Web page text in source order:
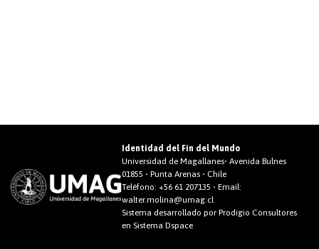
Identidad del Fin del Mundo
Universidad de Magallanes• Avenida Bulnes
01855 • Punta Arenas • Chile
Teléfono:+56 61 207135 • Email:
walter.molina@umag.cl
Sistema desarrollado por Prodigio Consultores
en Sistema Dspace